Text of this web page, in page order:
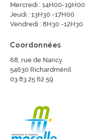
Mercredi : 14H00-19H00
Jeudi : 13H30 -17H00
Vendredi : 8H30 -12H30
Coordonnées
68, rue de Nancy
54630 Richardménil
03 83 25 62 59